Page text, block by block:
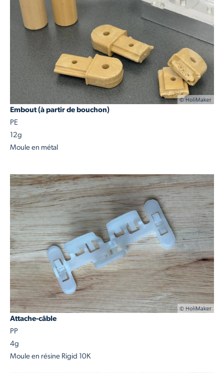
Embout (à partir de bouchon)
PE
12g
Moule en métal
Attache-câble
PP
4g
Moule en résine Rigid 10K